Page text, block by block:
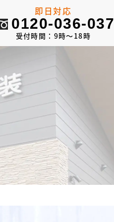
即日対応
0120-036-037
受付時間：9時～18時